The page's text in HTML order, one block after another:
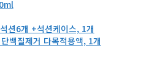
션6개 +석션케이스, 1개
백질제거 다목적용액, 1개